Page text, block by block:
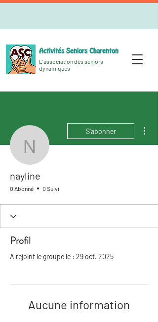
Activités Seniors Charenton
L'association des séniors
dynamiques
nayline
S'abonner
nayline
0 Abonné 0 Suivi
Profil
A rejoint le groupe le : 29 oct. 2025
Aucune information